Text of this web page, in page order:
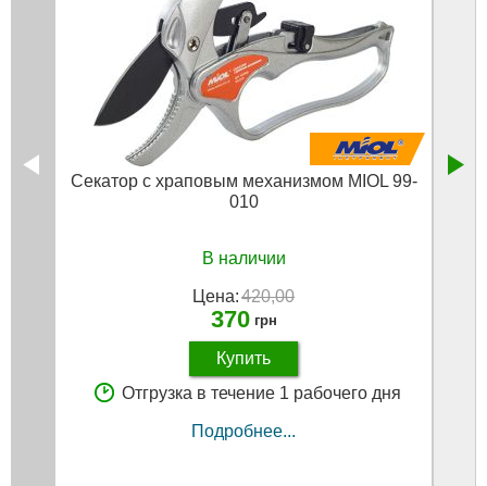
Секатор с храповым механизмом MIOL 99-
010
В наличии
Цена:420,00
370 грн
Купить
Отгрузка в течение 1 рабочего дня
Подробнее...